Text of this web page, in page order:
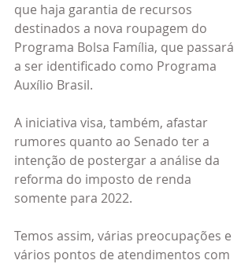
que haja garantia de recursos
destinados a nova roupagem do
Programa Bolsa Família, que passará
a ser identificado como Programa
Auxílio Brasil.
A iniciativa visa, também, afastar
rumores quanto ao Senado ter a
intenção de postergar a análise da
reforma do imposto de renda
somente para 2022.
Temos assim, várias preocupações e
vários pontos de atendimentos com